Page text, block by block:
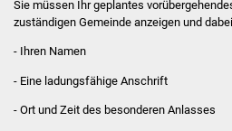
Sie müssen Ihr geplantes
zuständigen Gemeinde anzeigen und
- Ihren Namen
- Eine ladungsfähige Anschrift
- Ort und Zeit des besonderen Anlasses